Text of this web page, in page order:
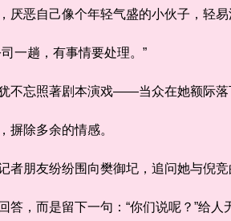
恶自己像个年轻气盛的小伙子，轻易
趟，有事情要处理。”
忘照著剧本演戏——当众在她额际落
除多余的情感。
朋友纷纷围向樊御圮，追问她与倪竞
，而是留下一句：“你们说呢？”给人